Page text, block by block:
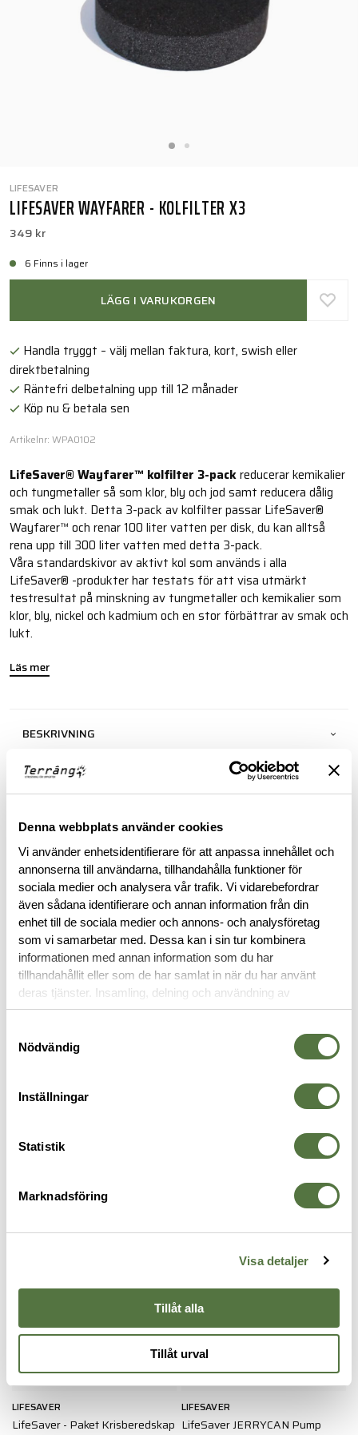
Denna webbplats använder cookies
Vi använder enhetsidentifierare för att anpassa innehållet och
annonserna till användarna, tillhandahålla funktioner för
sociala medier och analysera vår trafik. Vi vidarebefordrar
även sådana identifierare och annan information från din
enhet till de sociala medier och annons- och analysföretag
som vi samarbetar med. Dessa kan i sin tur kombinera
informationen med annan information som du har
tillhandahållit eller som de har samlat in när du har använt
deras tjänster. Insamling, delning och användning av
personuppgifter kan användas för personalisering av
Nödvändig
Inställningar
Statistik
Marknadsföring
Visa detaljer
Tillåt alla
Tillåt urval
LIFESAVER
LIFESAVER WAYFARER - KOLFILTER X3
349 kr
6 Finns i lager
LÄGG I VARUKORGEN
Handla tryggt – välj mellan faktura, kort, swish eller
direktbetalning
Räntefri delbetalning upp till 12 månader
Köp nu & betala sen
Artikelnr: WPA0102
LifeSaver® Wayfarer™ kolfilter 3-packreducerar kemikalier
och tungmetaller så som klor, bly och jod samt reducera dålig
smak och lukt. Detta 3-pack av kolfilter passar LifeSaver®
Wayfarer™ och renar 100 liter vatten per disk, du kan alltså
rena upp till 300 liter vatten med detta 3-pack.
Våra standardskivor av aktivt kol som används i alla
LifeSaver® -produkter har testats för att visa utmärkt
testresultat på minskning av tungmetaller och kemikalier som
klor, bly, nickel och kadmium och en stor förbättrar av smak och
lukt.
Läs mer
BESKRIVNING
RECENSIONER
OM VARUMÄRKET
RELATERADE PRODUKTER
Ersättningsfilter
VATTENRENING
LIFESAVER
LifeSaver - Paket Krisberedskap
LIFESAVER
LifeSaver JERRYCAN Pump